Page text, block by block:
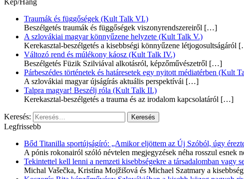
Traumák és függőségek (Kult Talk VI.)
Beszélgetés traumák és függőségek viszonyrendszereiről […]
A szlovákiai magyar könnyűzene helyzete (Kult Talk V.)
Kerekasztal-beszélgetés a kisebbségi könnyűzene létjogosultságáról
Változó rend és múlékony káosz (Kult Talk IV.)
Beszélgetés Füzik Szilviával alkotásról, képzőművészetről […]
Párbeszédes történetek és határesetek egy nyitott médiatérben (Kult
A szlovákiai magyar újságírás aktuális perspektívái […]
Talpra magyar! Beszélj róla (Kult Talk II.)
Kerekasztal-beszélgetés a trauma és az irodalom kapcsolatáról […]
Keresés:
Legfrissebb
Bőd Titanilla sportújságíró: „Amikor eljöttem az Új Szóból, úgy
A pónis rokonairól szóló névtelen megjegyzések néha rosszul esnek
Tekintettel kell lenni a nemzeti kisebbségekre a társadalomban vagy
Michal Vašečka, Kristína Mojžišová és Michael Szatmary a